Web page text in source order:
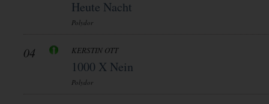
Heute Nacht
Polydor
04 KERSTIN OTT
1000 X Nein
Polydor